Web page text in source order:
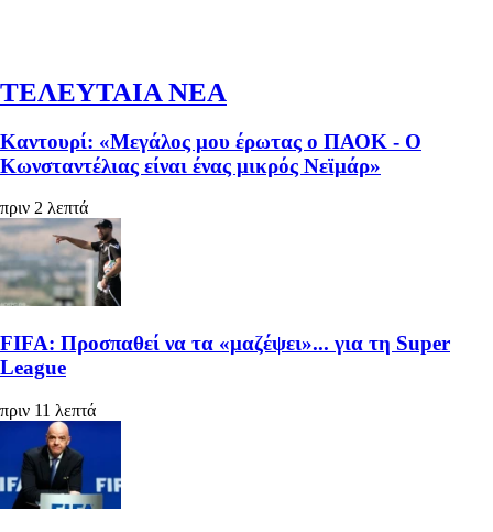
ΤΕΛΕΥΤΑΙΑ ΝΕΑ
Καντουρί: «Μεγάλος μου έρωτας ο ΠΑΟΚ - Ο
Κωνσταντέλιας είναι ένας μικρός Νεϊμάρ»
πριν 2 λεπτά
FIFA: Προσπαθεί να τα «μαζέψει»... για τη Super
League
πριν 11 λεπτά